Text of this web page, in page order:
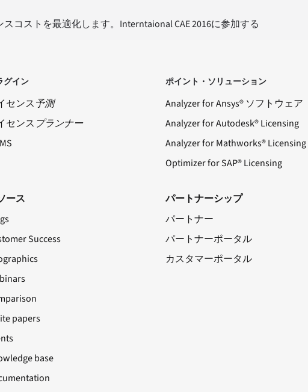
コストを最適化します。Interntaional CAE 2016に参加する
グイン
センス予測
センス プランナー
ポイント・ソリューション
Analyzer for Ansys® ソフトウェア
Analyzer for Autodesk® Licensing
Analyzer for Mathworks® Licensing
Optimizer for SAP® Licensing
ース
Success
papers
base
パートナーシップ
パートナー
パートナーポータル
カスタマーポータル